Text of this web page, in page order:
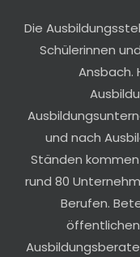
Die
Schülerinnen
Ansbach.
und nach
Ständen
rund 80
Berufen.
öffentlichen